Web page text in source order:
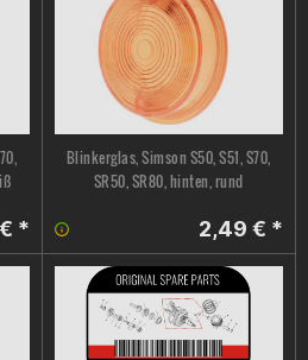
*
Blinkerglas, Simson S50, S51, S70,
SR50, SR80, hinten, rund
2,49 € *